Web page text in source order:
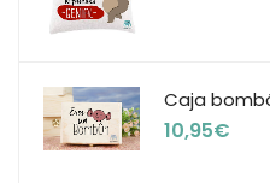
Caja
10,95€